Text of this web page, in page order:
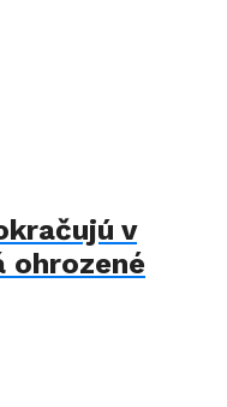
v
ohrozené